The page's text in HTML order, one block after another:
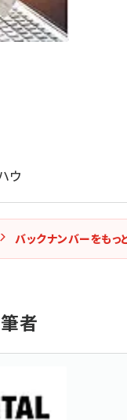
ウ
バックナンバーをもっ
者